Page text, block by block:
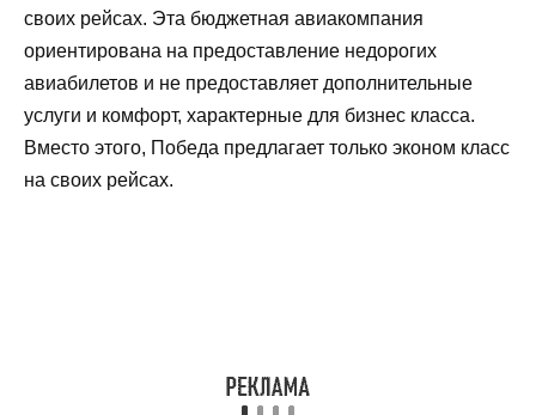
своих рейсах. Эта бюджетная авиакомпания
ориентирована на предоставление недорогих
авиабилетов и не предоставляет дополнительные
услуги и комфорт, характерные для бизнес класса.
Вместо этого, Победа предлагает только эконом класс
на своих рейсах.